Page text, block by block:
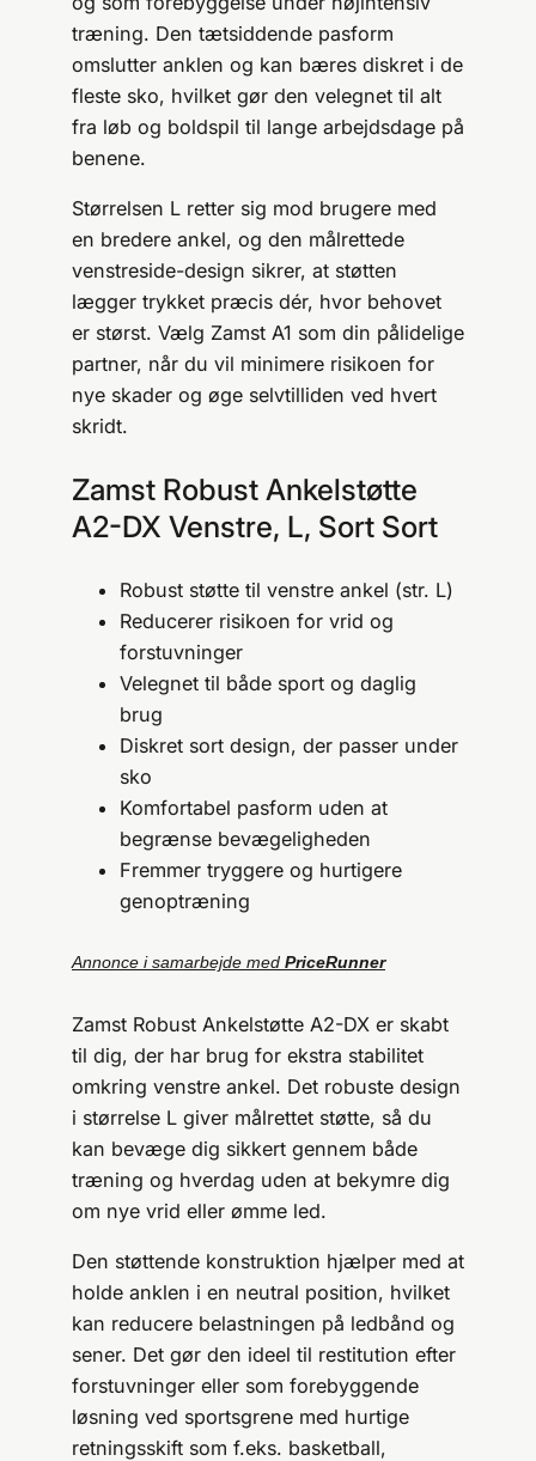
træning. Den tætsiddende pasform
omslutter anklen og kan bæres diskret i de
fleste sko, hvilket gør den velegnet til alt
fra løb og boldspil til lange arbejdsdage på
benene.
Størrelsen L retter sig mod brugere med
en bredere ankel, og den målrettede
venstreside-design sikrer, at støtten
lægger trykket præcis dér, hvor behovet
er størst. Vælg Zamst A1 som din pålidelige
partner, når du vil minimere risikoen for
nye skader og øge selvtilliden ved hvert
skridt.
Zamst Robust Ankelstøtte
A2-DX Venstre, L, Sort Sort
Robust støtte til venstre ankel (str. L)
Reducerer risikoen for vrid og
forstuvninger
Velegnet til både sport og daglig
brug
Diskret sort design, der passer under
sko
Komfortabel pasform uden at
begrænse bevægeligheden
Fremmer tryggere og hurtigere
genoptræning
Annonce i samarbejde med PriceRunner
Zamst Robust Ankelstøtte A2-DX er skabt
til dig, der har brug for ekstra stabilitet
omkring venstre ankel. Det robuste design
i størrelse L giver målrettet støtte, så du
kan bevæge dig sikkert gennem både
træning og hverdag uden at bekymre dig
om nye vrid eller ømme led.
Den støttende konstruktion hjælper med at
holde anklen i en neutral position, hvilket
kan reducere belastningen på ledbånd og
sener. Det gør den ideel til restitution efter
forstuvninger eller som forebyggende
løsning ved sportsgrene med hurtige
retningsskift som f.eks. basketball,